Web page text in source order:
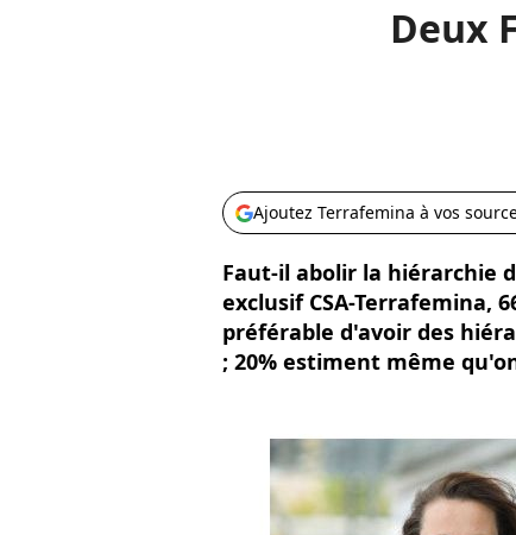
Deux
Ajoutez Terrafemina à vos
Faut-il abolir la hiérarchie
exclusif CSA-Terrafemina,
préférable d'avoir des
; 20% estiment même